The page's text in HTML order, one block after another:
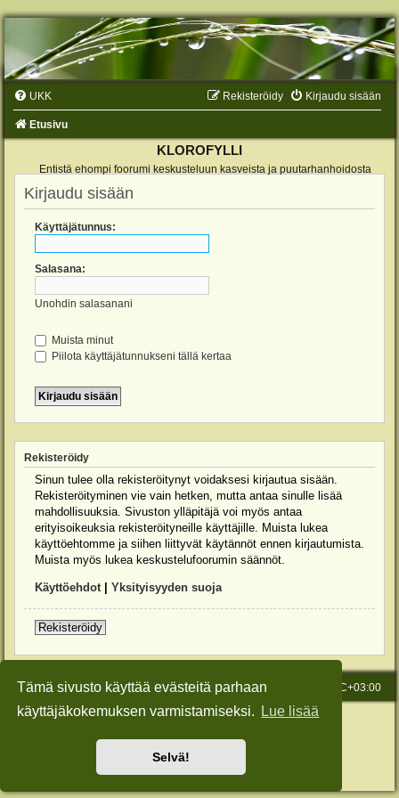
Tämä sivusto käyttää evästeitä parhaan
käyttäjäkokemuksen varmistamiseksi.
Lue lisää
Selvä!
UKK Kirjaudu sisään
Rekisteröidy
Etusivu
KLOROFYLLI
Entistä ehompi foorumi keskusteluun kasveista ja puutarhanhoidosta
Kirjaudu sisään
Käyttäjätunnus:
Salasana:
Unohdin salasanani
Muista minut
Piilota käyttäjätunnukseni tällä kertaa
Rekisteröidy
Sinun tulee olla rekisteröitynyt voidaksesi kirjautua sisään.
Rekisteröityminen vie vain hetken, mutta antaa sinulle lisää
mahdollisuuksia. Sivuston ylläpitäjä voi myös antaa
erityisoikeuksia rekisteröityneille käyttäjille. Muista lukea
käyttöehtomme ja siihen liittyvät käytännöt ennen kirjautumista.
Muista myös lukea keskustelufoorumin säännöt.
Käyttöehdot| Yksityisyyden suoja
Rekisteröidy
Etusivu Kaikki ajat ovat UTC+03:00
Viesti Ylläpidolle
Keskustelufoorumin ohjelmistophpBB® Forum Software © phpBB Limited